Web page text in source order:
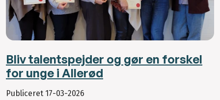
Bliv talentspejder og gør en forskel
for unge i Allerød
Publiceret 17-03-2026